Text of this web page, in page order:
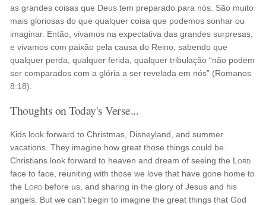
as grandes coisas que Deus tem preparado para nós. São muito
mais gloriosas do que qualquer coisa que podemos sonhar ou
imaginar. Então, vivamos na expectativa das grandes surpresas,
e vivamos com paixão pela causa do Reino, sabendo que
qualquer perda, qualquer ferida, qualquer tribulação “não podem
ser comparados com a glória a ser revelada em nós” (Romanos
8:18).
Thoughts on Today's Verse...
Kids look forward to Christmas, Disneyland, and summer
vacations. They imagine how great those things could be.
Christians look forward to heaven and dream of seeing the Lord
face to face, reuniting with those we love that have gone home to
the Lord before us, and sharing in the glory of Jesus and his
angels. But we can't begin to imagine the great things that God